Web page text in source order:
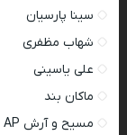
سینا پارسیان
شهاب مظفری
علی یاسینی
ماکان بند
مسیح و آرش AP